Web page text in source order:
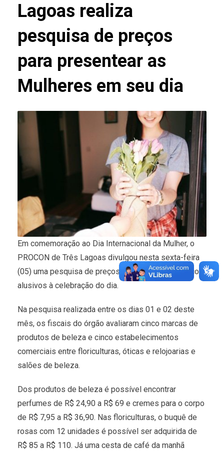
Lagoas realiza
pesquisa de preços
para presentear as
Mulheres em seu dia
Em comemoração ao Dia Internacional da Mulher, o
PROCON de Três Lagoas divulgou nesta sexta-feira
(05) uma pesquisa de preços de produtos e serviços
alusivos à celebração do dia.
Na pesquisa realizada entre os dias 01 e 02 deste
mês, os fiscais do órgão avaliaram cinco marcas de
produtos de beleza e cinco estabelecimentos
comerciais entre floriculturas, óticas e relojoarias e
salões de beleza.
Dos produtos de beleza é possível encontrar
perfumes de R$ 24,90 a R$ 69 e cremes para o corpo
de R$ 7,95 a R$ 36,90. Nas floriculturas, o buquê de
rosas com 12 unidades é possível ser adquirida de
R$ 85 a R$ 110. Já uma cesta de café da manhã